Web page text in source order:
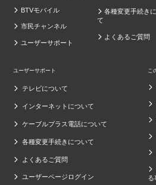
BTVモバイル
市民チャンネル
ユーザーサポート
各種変更手続き
て
よくあるご質問
ユーザーサポート
テレビについて
インターネットについて
ケーブルプラス電話について
各種変更手続きについて
よくあるご質問
ユーザーページログイン
こ
る